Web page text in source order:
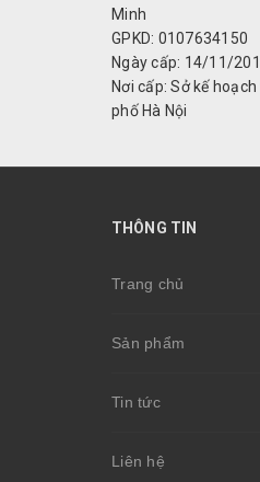
Minh
GPKD: 0107634150
Ngày cấp: 14/11/
Nơi cấp: Sở kế
phố Hà Nội
THÔNG TIN
Trang chủ
Sản phẩm
Tin tức
Liên hệ